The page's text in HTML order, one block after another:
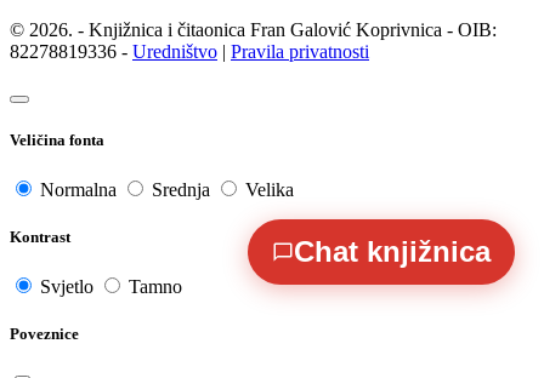
© 2026. - Knjižnica i čitaonica Fran Galović Koprivnica - OIB:
82278819336 - Uredništvo | Pravila privatnosti
Veličina fonta
Normalna Srednja Velika
Kontrast
Svjetlo Tamno
Poveznice
Chat knjižnica